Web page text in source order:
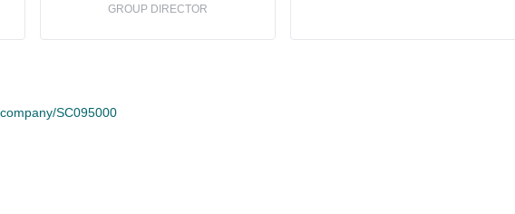
GROUP DIRECTOR
SC095000